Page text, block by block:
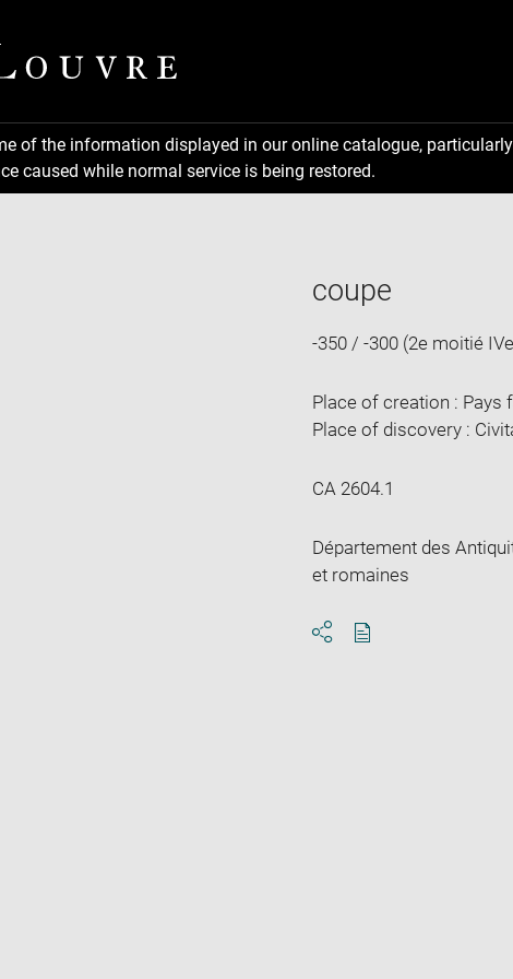
of the information displayed in our online catalogue,
caused while normal service is being restored.
coupe
-350 / -300 (2e moitié
Place of creation : Pays
Place of discovery :
CA 2604.1
Département des
et romaines